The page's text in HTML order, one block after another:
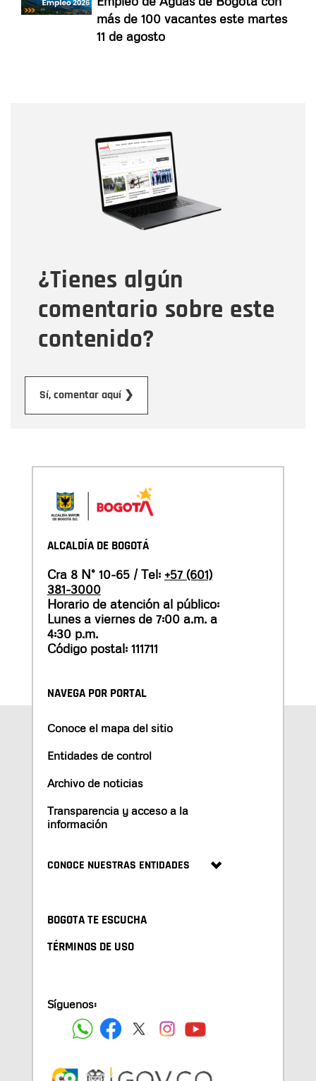
más de 100 vacantes este martes
11 de agosto
¿Tienes algún
comentario sobre este
contenido?
Sí, comentar aquí ❯
Correo electrónico
Tipo de comentario
Mensaje
ALCALDÍA DE BOGOTÁ
Cra 8 N° 10-65 / Tel: +57 (601)
381-3000
Horario de atención al público:
Lunes a viernes de 7:00 a.m. a
4:30 p.m.
Código postal: 111711
NAVEGA POR PORTAL
Conoce el mapa del sitio
Entidades de control
Archivo de noticias
Transparencia y acceso a la
información
CONOCE NUESTRAS ENTIDADES
BOGOTA TE ESCUCHA
TÉRMINOS DE USO
Síguenos: